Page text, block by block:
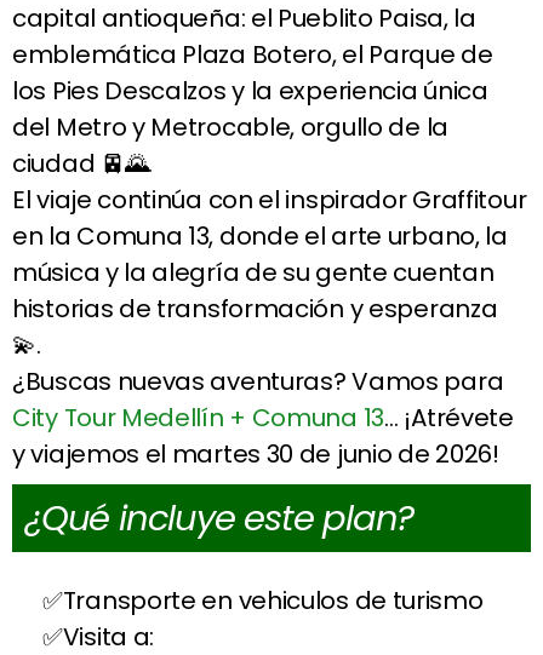
capital antioqueña: el Pueblito Paisa, la
emblemática Plaza Botero, el Parque de
los Pies Descalzos y la experiencia única
del Metro y Metrocable, orgullo de la
ciudad 🚈🌄.
El viaje continúa con el inspirador Graffitour
en la Comuna 13, donde el arte urbano, la
música y la alegría de su gente cuentan
historias de transformación y esperanza
💫.
¿Buscas nuevas aventuras? Vamos para
City Tour Medellín + Comuna 13… ¡Atrévete
y viajemos el martes 30 de junio de 2026!
¿Qué incluye este plan?
Transporte en vehiculos de turismo
Visita a: